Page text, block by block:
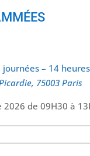
journées – 14 heures
75003 Paris
de 09H30 à